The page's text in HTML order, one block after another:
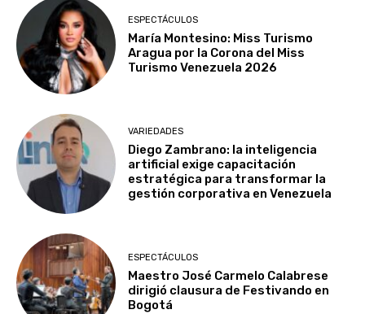
ESPECTÁCULOS
María Montesino: Miss Turismo
Aragua por la Corona del Miss
Turismo Venezuela 2026
VARIEDADES
Diego Zambrano: la inteligencia
artificial exige capacitación
estratégica para transformar la
gestión corporativa en Venezuela
ESPECTÁCULOS
Maestro José Carmelo Calabrese
dirigió clausura de Festivando en
Bogotá